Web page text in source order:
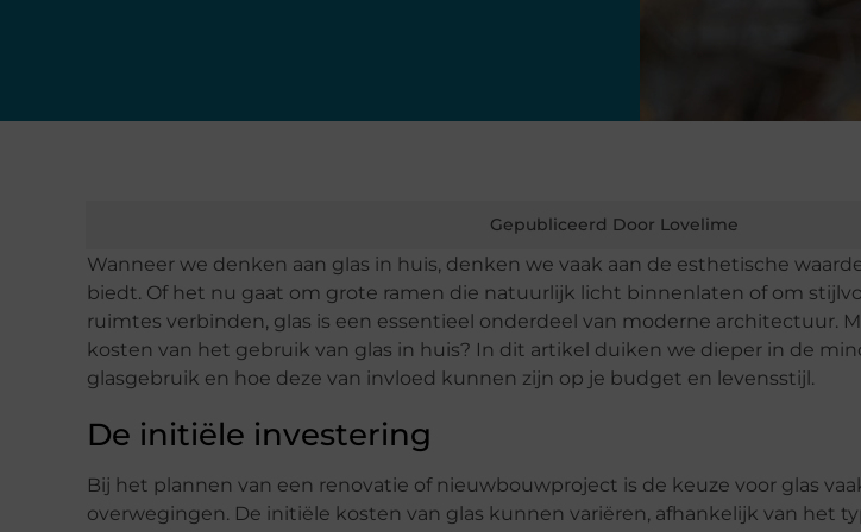
Gepubliceerd Door Lovelime
Wanneer we denken aan glas in huis, denken we vaak aan de esthetische
biedt. Of het nu gaat om grote ramen die natuurlijk licht binnenlaten of om
ruimtes verbinden, glas is een essentieel onderdeel van moderne architectuur.
kosten van het gebruik van glas in huis? In dit artikel duiken we dieper in de
glasgebruik en hoe deze van invloed kunnen zijn op je budget en levensstijl.
De initiële investering
Bij het plannen van een renovatie of nieuwbouwproject is de keuze voor glas
overwegingen. De initiële kosten van glas kunnen variëren, afhankelijk van het